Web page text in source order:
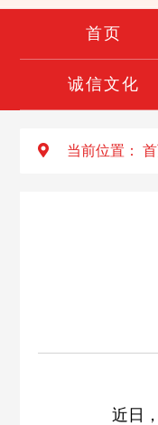
首页
诚信文化
当前位置：
近日